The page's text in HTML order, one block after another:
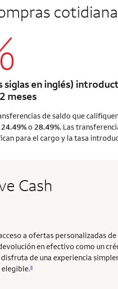
siglas en inglés)
meses
de saldo que
24.49%o 28.49%. Las
para el cargo y la tasa
Cash
a ofertas personalizadas
en efectivo como un
de una experiencia
8